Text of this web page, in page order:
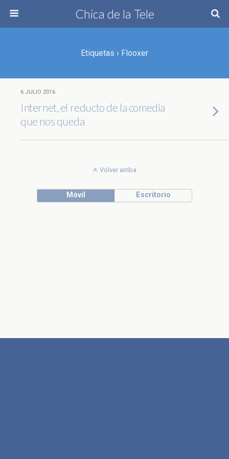
Chica de la Tele
Etiquetas › Flooxer
6 JULIO 2016
Internet, el reducto de la comedia
que nos queda
Volver arriba
Móvil Escritorio